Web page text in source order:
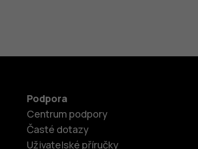
Podpora
Centrum podpory
Časté dotazy
Uživatelské příručky